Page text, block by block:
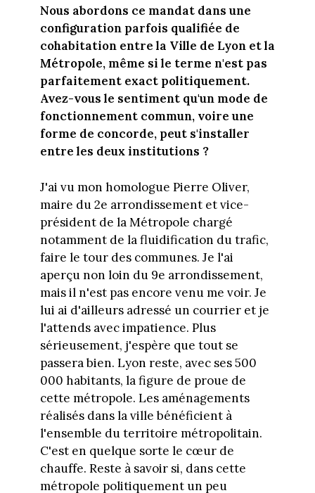
Nous abordons ce mandat dans une
configuration parfois qualifiée de
cohabitation entre la Ville de Lyon et la
Métropole, même si le terme n'est pas
parfaitement exact politiquement.
Avez-vous le sentiment qu'un mode de
fonctionnement commun, voire une
forme de concorde, peut s'installer
entre les deux institutions ?
J'ai vu mon homologue Pierre Oliver,
maire du 2e arrondissement et vice-
président de la Métropole chargé
notamment de la fluidification du trafic,
faire le tour des communes. Je l'ai
aperçu non loin du 9e arrondissement,
mais il n'est pas encore venu me voir. Je
lui ai d'ailleurs adressé un courrier et je
l'attends avec impatience. Plus
sérieusement, j'espère que tout se
passera bien. Lyon reste, avec ses 500
000 habitants, la figure de proue de
cette métropole. Les aménagements
réalisés dans la ville bénéficient à
l'ensemble du territoire métropolitain.
C'est en quelque sorte le cœur de
chauffe. Reste à savoir si, dans cette
métropole politiquement un peu